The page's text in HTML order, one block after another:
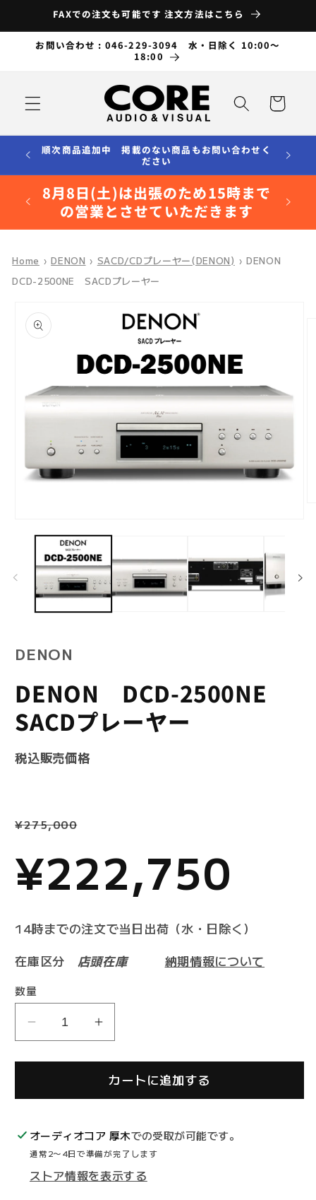
ンツに
進む
FAXでの注文も可能です 注文方法はこちら
お問い合わせ : 046-229-3094 水・日除く 10:00～
18:00
ー
順次商品追加中 掲載のない商品もお問い合わせく
ださい
8月8日(土)は出張のため15時まで
の営業とさせていただきます
Home › DENON › SACD/CDプレーヤー(DENON) › DENON
DCD-2500NE SACDプレーヤー
報にス
キップ
で
を
開
DENON
DENON DCD-2500NE
SACDプレーヤー
SKU:
税込販売価格
通
常
価
格
¥275,000
ー
ル
価
格
¥222,750
14時までの注文で当日出荷（水・日除く）
在庫区分 店頭在庫 納期情報について
数量
DENON
DCD-
2500NE
プ
ー
ヤ
ー
DENON
DCD-
2500NE
SACD
プ
ー
ヤ
ー
カートに追加する
オーディオコア 厚木での受取が可能です。
通常2〜4日で準備が完了します
ストア情報を表示する